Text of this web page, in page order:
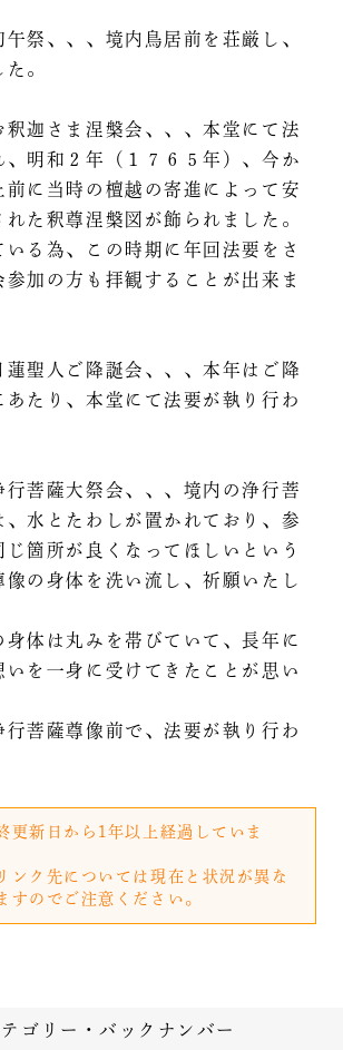
午祭、、、境内鳥居前を荘厳し、
。
釈迦さま涅槃会、、、本堂にて法
、明和２年（１７６５年）、今か
前に当時の檀越の寄進によって安
た釈尊涅槃図が飾られました。
る為、この時期に年回法要をさ
参加の方も拝観することが出来ま
蓮聖人ご降誕会、、、本年はご降
あたり、本堂にて法要が執り行わ
行菩薩大祭会、、、境内の浄行菩
、水とたわしが置かれており、参
箇所が良くなってほしいという
像の身体を洗い流し、祈願いたし
身体は丸みを帯びていて、長年に
いを一身に受けてきたことが思い
行菩薩尊像前で、法要が執り行わ
更新日から1年以上経過していま
ンク先については現在と状況が異な
すのでご注意ください。
テゴリー・バックナンバー